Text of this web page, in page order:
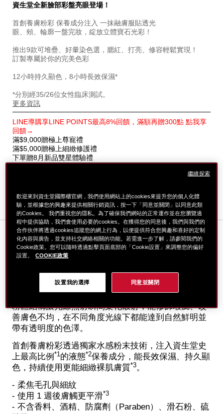
資生堂全新臉部彩盤亮眼登場！
首創養膚粉彩 保養成分注入 一抹融膚服貼透光
眼、頰、輪廓一盤完妝，綻放立體寶石光彩！
推出9款可堆疊、好暈染色選，腮紅、打亮、修容輕鬆實現！
訂製專屬於你的完美色彩
12小時持久顯色，8小時長效保濕*
*分別經35/26位女性臨床測試。
更多資訊
別
優
惠
LINE導購享LINE POINTS最高8%回饋，滿額再贈300點 點我享
回饋→
滿$9,000贈極上尊寵禮
滿$5,000贈極上細緻修護禮
下單贈8月新品雙星體驗禮
Details
自然的色彩，同時綻放耀眼透亮光澤。提升各種膚色
粉體結構讓光線照射瞬間柔化散射，能修飾瑕疵、改
善膚色不均，在不同角度光線下都能達到自然鮮明並
帶有透明度的色澤。
首創養膚粉彩透過獨家水感粉末技術，注入資生堂史
上最高比例 *1的液態*2保養成分，能長效保濕、持久顯
色，持續使用更能細緻裸肌膚質*3。
- 柔焦毛孔與細紋
- 使用 1 週後膚觸更平滑*3
- 不含香料、酒精、防腐劑（Paraben）、滑石粉、硫
歡迎來到資生堂國際櫃官網，我們使用網站上的cookies來提升您的個人化體
驗，並根據您的興趣來提供相關行銷資訊，按一下「同意並關閉」以同意此類
的Cookies。 我們重視您的隱私。為了確保我們網站的正常運作並在您瀏覽過
程中提供協助，我們會使用必要的cookies。在獲得您的同意後，我們與我們的
合作伙伴將透過cookies追蹤您的網上行為，以便提供符合您興趣和喜好的定制
化內容與廣告，並支持社交網絡相關的功能。若需進一步了解，請參閱我們的
Cookie政策。您可以隨時透過點擊頁面底部的「Cookie設置」來調整您的偏好
設置。
COOKIE政策
設置我的選擇 同意並關閉
繼續探索